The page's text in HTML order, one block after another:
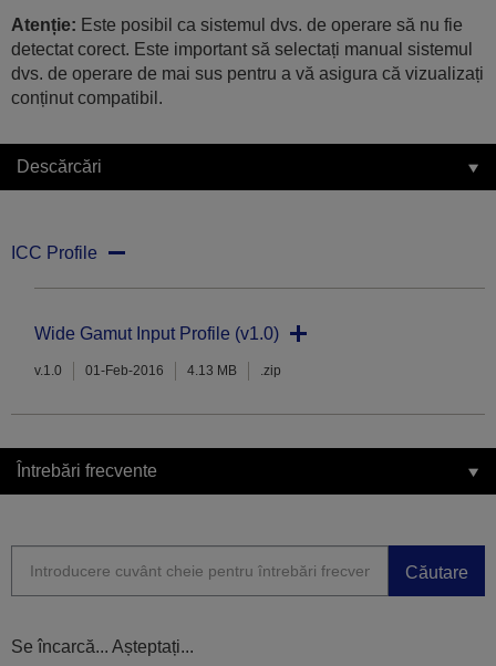
Atenție: Este posibil ca sistemul dvs. de operare să nu fie
detectat corect. Este important să selectați manual sistemul
dvs. de operare de mai sus pentru a vă asigura că vizualizați
conținut compatibil.
Descărcări
ICC Profile
Wide Gamut Input Profile (v1.0)
v.1.0 01-Feb-2016 4.13 MB .zip
Întrebări frecvente
Căutare
Se încarcă... Așteptați...